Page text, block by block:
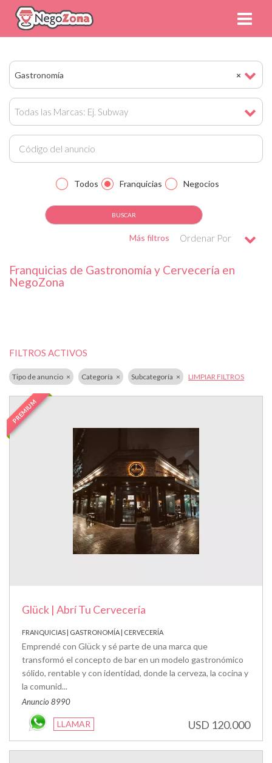
×
Gastronomía
Todas las Marcas: Ej. Subway
Todos Franquicias Negocios
Más filtros Ordenar Por
Franquicias de Gastronomía y Cervecería en
NegoZona
FILTROS ACTIVOS
Tipo de anuncio Categoría Subcategoría LIMPIAR FILTROS
Glück | Abrí Tu Cervecería
PREMIUM
FRANQUICIAS | GASTRONOMÍA | CERVECERÍA
Emprendé con Glück y sé parte de una marca que
transformó el concepto de bar en un modelo gastronómico
sólido, rentable y con identidad, donde la cerveza, la cocina y
la comunid...
Anuncio 8990
LLAMAR USD 120.000